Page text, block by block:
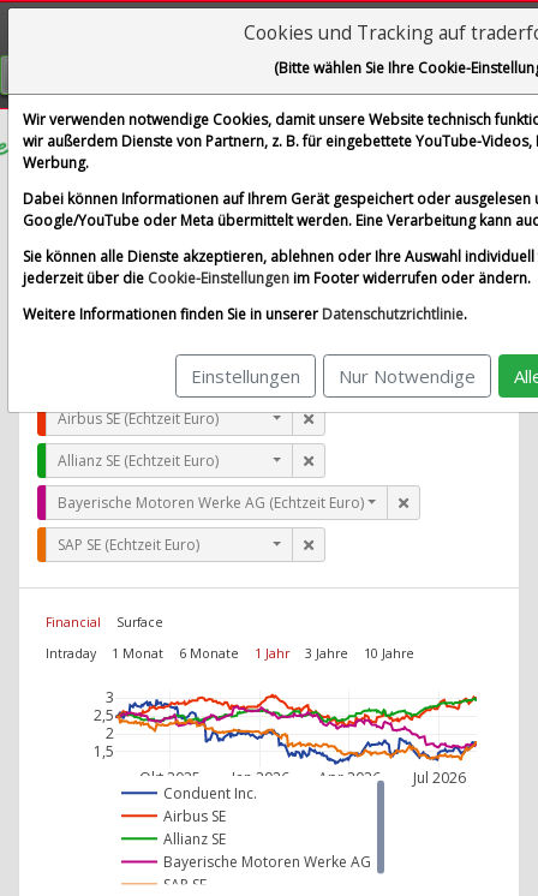
Conduent Inc.
im Vergleich mit Airbus SE, Allianz SE, Bayerische
Aktualisieren
Conduent Inc. (Echtzeit USD)
Airbus SE (Echtzeit Euro)
Allianz SE (Echtzeit Euro)
Bayerische Motoren Werke AG (Echtzeit Euro)
SAP SE (Echtzeit Euro)
Financial
Surface
Intraday
1 Monat 6 Monate 1 Jahr 3 Jahre 10 Jahre
Okt 2025 Jan 2026 Apr 2026 Jul 2026
1,5
2
2,5
3
Conduent Inc.
Airbus SE
Allianz SE
Bayerische Motoren Werke AG
SAP SE
Cookies und Tracking auf
(Bitte wählen Sie Ihre Cookie-
Wir verwenden notwendige Cookies, damit unsere Website technisch
wir außerdem Dienste von Partnern, z. B. für eingebettete YouTube-
Werbung.
Dabei können Informationen auf Ihrem Gerät gespeichert oder
Google/YouTube oder Meta übermittelt werden. Eine Verarbeitung kann
Sie können alle Dienste akzeptieren, ablehnen oder Ihre Auswahl
jederzeit über die Cookie-Einstellungenim Footer widerrufen oder ändern.
Weitere Informationen finden Sie in unserer Datenschutzrichtlinie.
Einstellungen Nur Notwendige